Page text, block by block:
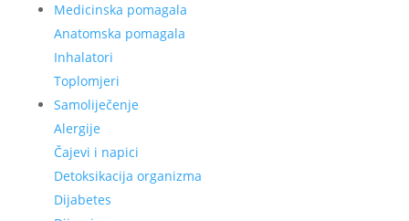
Medicinska pomagala
Anatomska pomagala
Inhalatori
Toplomjeri
Samoliječenje
Alergije
Čajevi i napici
Detoksikacija organizma
Dijabetes